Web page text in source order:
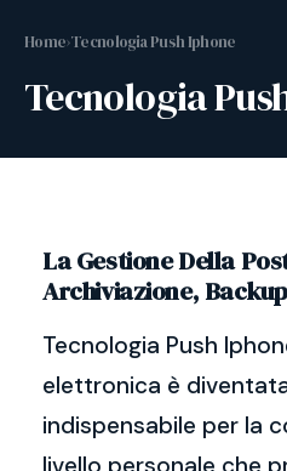
Home›Tecnologia Push Iphone
Tecnologia
La Gestione Della
Archiviazione,
Tecnologia Push
elettronica è
indispensabile per la